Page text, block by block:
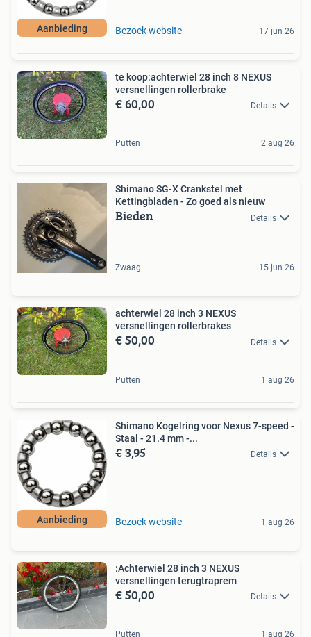
Aanbieding Bezoek website 17 jun 26
te koop:achterwiel 28 inch 8 NEXUS
versnellingen rollerbrake
€ 60,00 Details
Putten 2 aug 26
Shimano SG-X Crankstel met
Kettingbladen - Zo goed als nieuw
Bieden Details
Zwaag 15 jun 26
achterwiel 28 inch 3 NEXUS
versnellingen rollerbrakes
€ 50,00 Details
Putten 1 aug 26
Aanbieding
Shimano Kogelring voor Nexus 7-speed -
Staal - 21.4 mm -...
€ 3,95 Details
Bezoek website 1 aug 26
:Achterwiel 28 inch 3 NEXUS
versnellingen terugtraprem
€ 50,00 Details
Putten 1 aug 26